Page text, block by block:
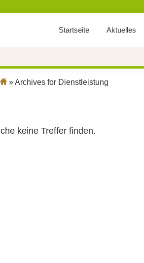
Startseite Aktuelles
» Archives for Dienstleistung
keine Treffer finden.